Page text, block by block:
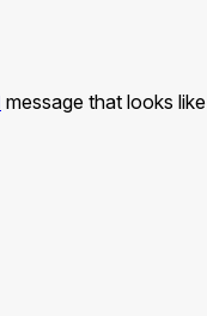
message that looks